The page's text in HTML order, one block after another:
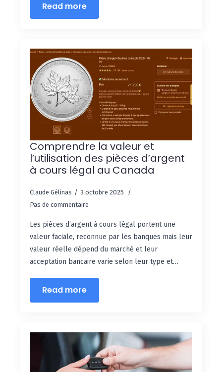
Read more
Comprendre la valeur et
l’utilisation des pièces d’argent
à cours légal au Canada
Claude Gélinas
3 octobre 2025
Pas de commentaire
Les pièces d’argent à cours légal portent une
valeur faciale, reconnue par les banques mais leur
valeur réelle dépend du marché et leur
acceptation bancaire varie selon leur type et…
Read more